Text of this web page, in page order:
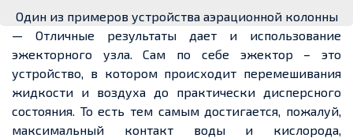
Один из примеров устройства аэрационной колонны
— Отличные результаты дает и использование
эжекторного узла. Сам по себе эжектор – это
устройство, в котором происходит перемешивания
жидкости и воздуха до практически дисперсного
состояния. То есть тем самым достигается, пожалуй,
максимальный контакт воды и кислорода,